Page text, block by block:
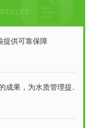
提供可靠保障
为水质管理提供新方案！